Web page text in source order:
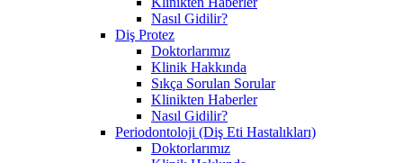
Nasıl Gidilir?
Diş Protez
Doktorlarımız
Klinik Hakkında
Sıkça Sorulan Sorular
Klinikten Haberler
Nasıl Gidilir?
Periodontoloji (Diş Eti Hastalıkları)
Doktorlarımız